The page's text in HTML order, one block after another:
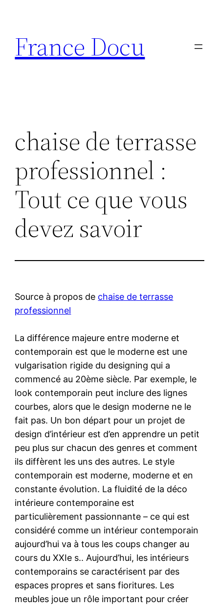
contenu
France Docu
chaise de terrasse
professionnel :
Tout ce que vous
devez savoir
Source à propos de chaise de terrasse
professionnel
La différence majeure entre moderne et
contemporain est que le moderne est une
vulgarisation rigide du designing qui a
commencé au 20ème siècle. Par exemple, le
look contemporain peut inclure des lignes
courbes, alors que le design moderne ne le
fait pas. Un bon départ pour un projet de
design d’intérieur est d’en apprendre un petit
peu plus sur chacun des genres et comment
ils diffèrent les uns des autres. Le style
contemporain est moderne, moderne et en
constante évolution. La fluidité de la déco
intérieure contemporaine est
particulièrement passionnante – ce qui est
considéré comme un intérieur contemporain
aujourd’hui va à tous les coups changer au
cours du XXIe s.. Aujourd’hui, les intérieurs
contemporains se caractérisent par des
espaces propres et sans fioritures. Les
meubles joue un rôle important pour créer